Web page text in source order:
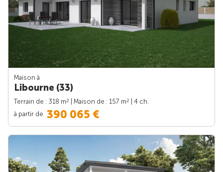
Maison à
Libourne (33)
Terrain de : 318 m2 | Maison de : 157 m2
| 4 ch.
à partir de 390 065 €